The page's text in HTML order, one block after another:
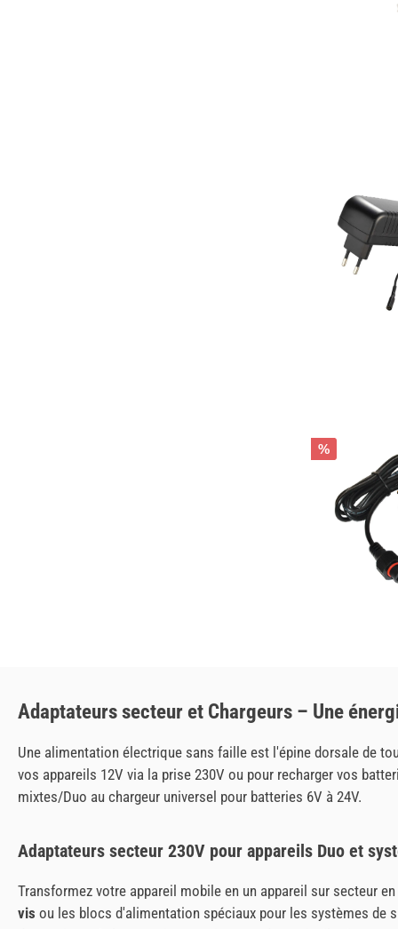
%
Adaptateurs secteur et Chargeurs – Une
Une alimentation électrique sans faille est l'épine dorsale de
vos appareils 12V via la prise 230V ou pour recharger vos
mixtes/Duo au chargeur universel pour batteries 6V à 24V.
Adaptateurs secteur 230V pour appareils Duo et
Transformez votre appareil mobile en un appareil sur secteur
vis ou les blocs d'alimentation spéciaux pour les systèmes de